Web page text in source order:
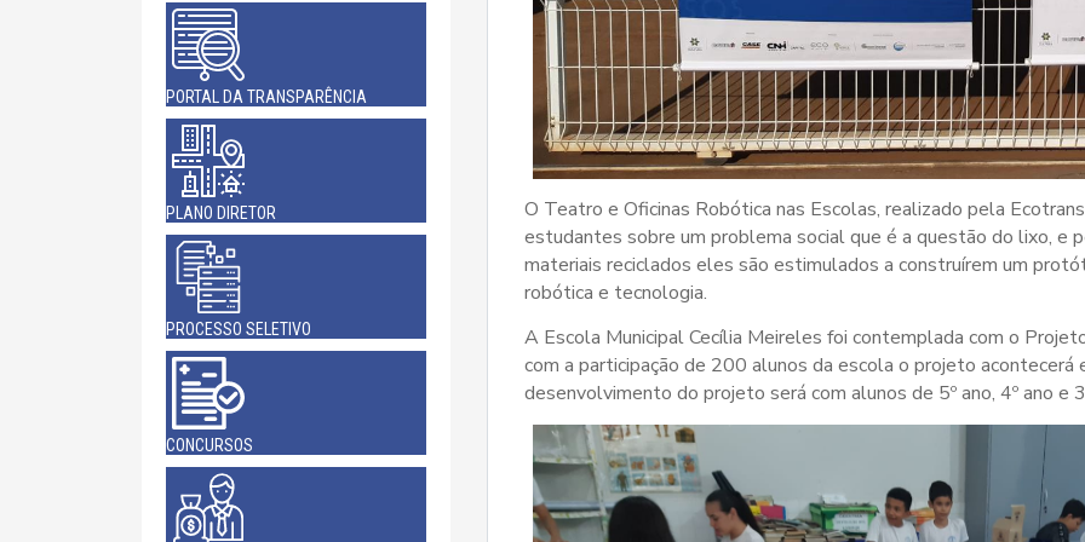
PORTAL DA TRANSPARÊNCIA
PLANO DIRETOR
PROCESSO SELETIVO
CONCURSOS
O Teatro e Oficinas Robótica nas Escolas, realizado pela
estudantes sobre um problema social que é a questão do lixo, e
materiais reciclados eles são estimulados a construírem um
robótica e tecnologia.
A Escola Municipal Cecília Meireles foi contemplada com o
com a participação de 200 alunos da escola o projeto
desenvolvimento do projeto será com alunos de 5º ano, 4º ano e